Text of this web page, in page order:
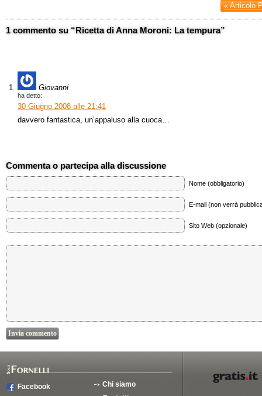
« Articolo
1 commento su “Ricetta di Anna Moroni: La tempura”
Giovanni
ha detto:
30 Giugno 2008 alle 21:41
davvero fantastica, un’appaluso alla cuoca…
Commenta o partecipa alla discussione
Nome (obbligatorio)
E-mail (non verrà
Sito Web (opzionale)
Facebook
Chi siamo